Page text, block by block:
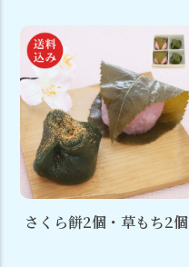
さくら餅2個・草もち2個